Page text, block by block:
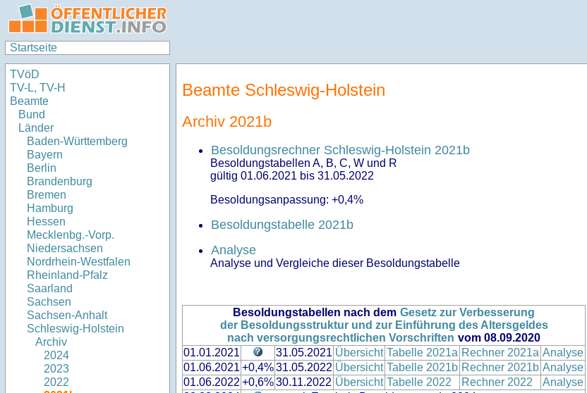
Startseite
TVöD
TV-L, TV-H
Beamte
Bund
Länder
Baden-Württemberg
Bayern
Berlin
Brandenburg
Bremen
Hamburg
Hessen
Mecklenbg.-Vorp.
Niedersachsen
Nordrhein-Westfalen
Rheinland-Pfalz
Saarland
Sachsen
Sachsen-Anhalt
Schleswig-Holstein
Archiv
2024
2023
2022
Beamte Schleswig-Holstein
Archiv 2021b
Besoldungsrechner Schleswig-Holstein 2021b
Besoldungstabellen A, B, C, W und R
gültig 01.06.2021 bis 31.05.2022
Besoldungsanpassung: +0,4%
Besoldungstabelle 2021b
Analyse
Analyse und Vergleiche dieser Besoldungstabelle
Besoldungstabellen nach dem Gesetz zur Verbesserung
der Besoldungsstruktur und zur Einführung des Altersgeldes
nach versorgungsrechtlichen Vorschriften vom 08.09.2020
01.01.2021
31.05.2021 Übersicht Tabelle 2021a Rechner 2021a Analyse
01.06.2021 +0,4%31.05.2022 Übersicht Tabelle 2021b Rechner 2021b Analyse
01.06.2022 +0,6%30.11.2022 Übersicht Tabelle 2022 Rechner 2022
Analyse